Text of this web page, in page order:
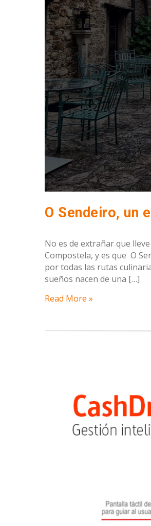
O Sendeiro, un
No es de extrañar que
Compostela, y es que O
por todas las rutas
sueños nacen de una […]
Read More »